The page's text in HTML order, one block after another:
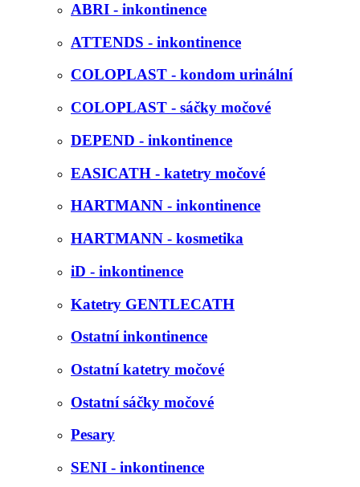
ABRI - inkontinence
ATTENDS - inkontinence
COLOPLAST - kondom urinální
COLOPLAST - sáčky močové
DEPEND - inkontinence
EASICATH - katetry močové
HARTMANN - inkontinence
HARTMANN - kosmetika
iD - inkontinence
Katetry GENTLECATH
Ostatní inkontinence
Ostatní katetry močové
Ostatní sáčky močové
Pesary
SENI - inkontinence